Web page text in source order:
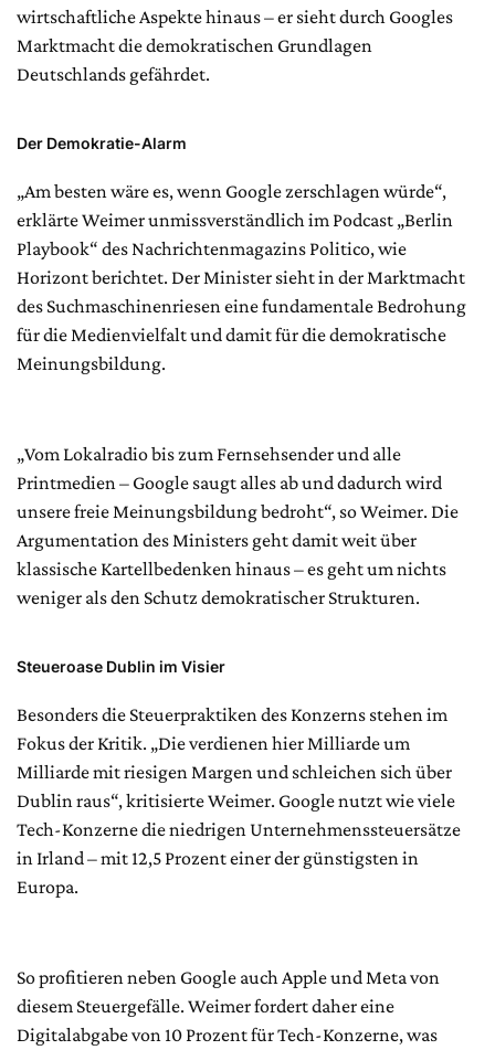
wirtschaftliche Aspekte hinaus – er sieht durch Googles
Marktmacht die demokratischen Grundlagen
Deutschlands gefährdet.
Der Demokratie-Alarm
„Am besten wäre es, wenn Google zerschlagen würde“,
erklärte Weimer unmissverständlich im Podcast „Berlin
Playbook“ des Nachrichtenmagazins Politico, wie
Horizont berichtet. Der Minister sieht in der Marktmacht
des Suchmaschinenriesen eine fundamentale Bedrohung
für die Medienvielfalt und damit für die demokratische
Meinungsbildung.
„Vom Lokalradio bis zum Fernsehsender und alle
Printmedien – Google saugt alles ab und dadurch wird
unsere freie Meinungsbildung bedroht“, so Weimer. Die
Argumentation des Ministers geht damit weit über
klassische Kartellbedenken hinaus – es geht um nichts
weniger als den Schutz demokratischer Strukturen.
Steueroase Dublin im Visier
Besonders die Steuerpraktiken des Konzerns stehen im
Fokus der Kritik. „Die verdienen hier Milliarde um
Milliarde mit riesigen Margen und schleichen sich über
Dublin raus“, kritisierte Weimer. Google nutzt wie viele
Tech-Konzerne die niedrigen Unternehmenssteuersätze
in Irland – mit 12,5 Prozent einer der günstigsten in
Europa.
So profitieren neben Google auch Apple und Meta von
diesem Steuergefälle. Weimer fordert daher eine
Digitalabgabe von 10 Prozent für Tech-Konzerne, was